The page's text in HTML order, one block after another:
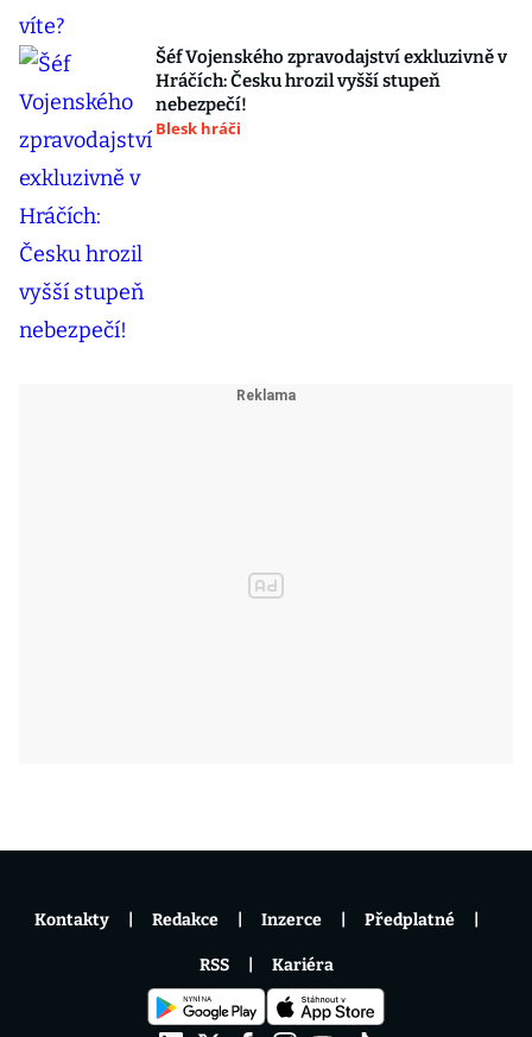
Šéf Vojenského zpravodajství exkluzivně v
Hráčích: Česku hrozil vyšší stupeň
nebezpečí!
Blesk hráči
Kontakty Redakce Inzerce Předplatné
RSS Kariéra